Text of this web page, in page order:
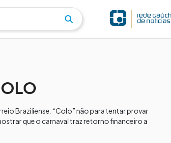
Braziliense. “Colo” não para tentar provar
que o carnaval traz retorno financeiro a